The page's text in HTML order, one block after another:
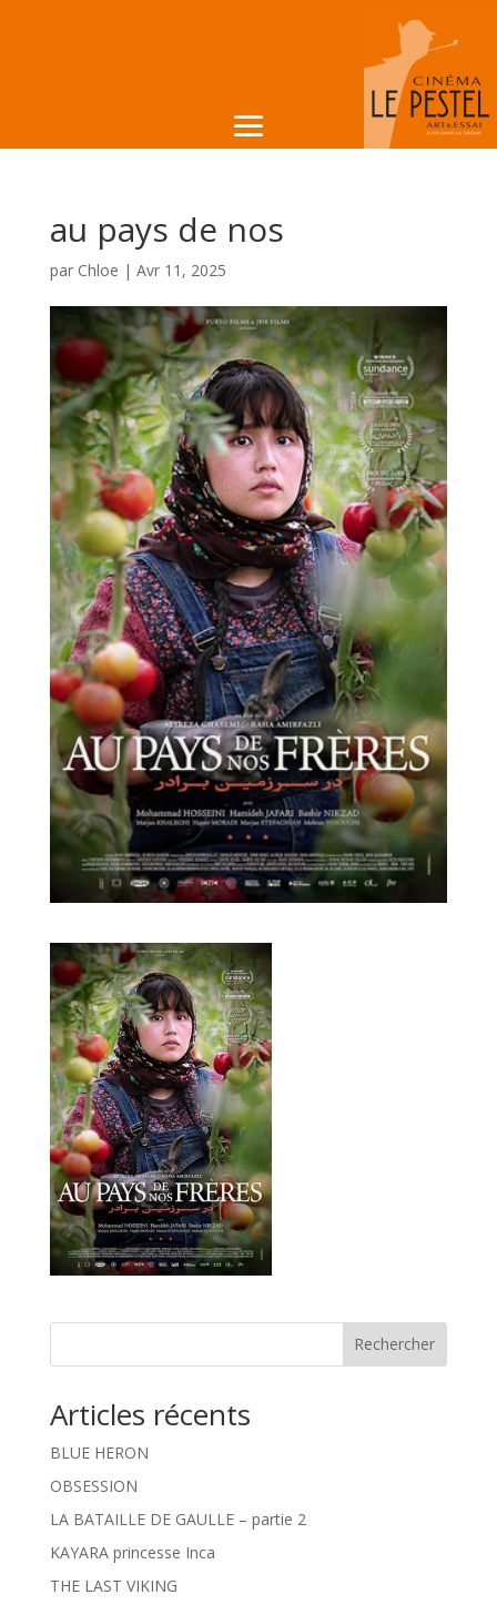
au pays de nos
par Chloe | Avr 11, 2025
Rechercher
Articles récents
BLUE HERON
OBSESSION
LA BATAILLE DE GAULLE – partie 2
KAYARA princesse Inca
THE LAST VIKING